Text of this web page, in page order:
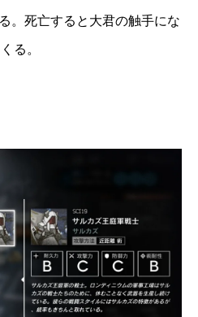
。死亡すると大君の触手にな
る。